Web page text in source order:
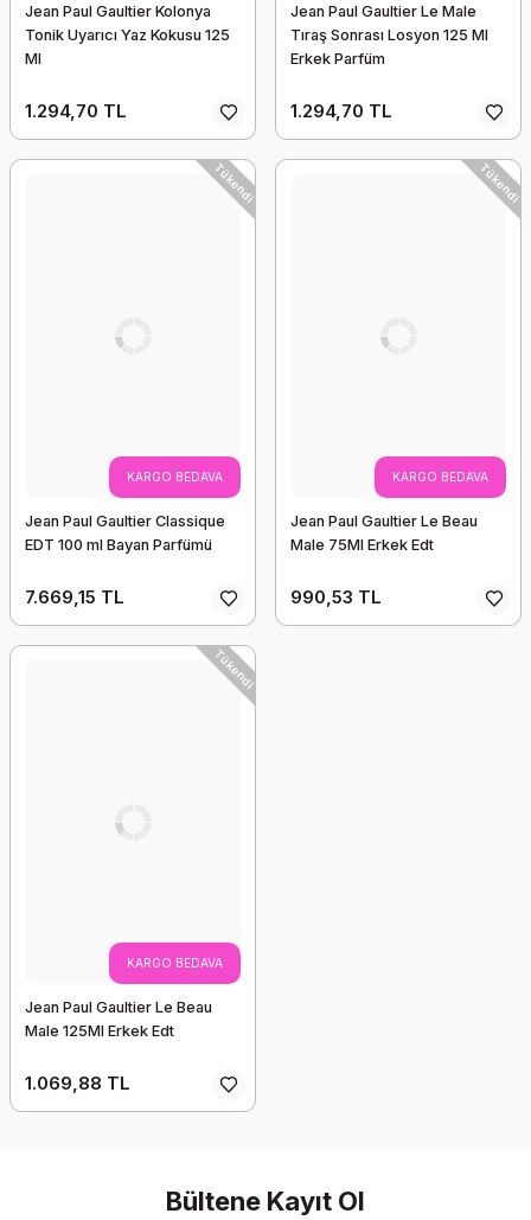
Jean Paul Gaultier Kolonya
Tonik Uyarıcı Yaz Kokusu 125
Ml
1.294,70 TL
Jean Paul Gaultier Le Male
Tıraş Sonrası Losyon 125 Ml
Erkek Parfüm
1.294,70 TL
Tükendi
KARGO BEDAVA
Jean Paul Gaultier Classique
EDT 100 ml Bayan Parfümü
7.669,15 TL
Tükendi
KARGO BEDAVA
Jean Paul Gaultier Le Beau
Male 75Ml Erkek Edt
990,53 TL
Tükendi
KARGO BEDAVA
Jean Paul Gaultier Le Beau
Male 125Ml Erkek Edt
1.069,88 TL
Bültene Kayıt Ol